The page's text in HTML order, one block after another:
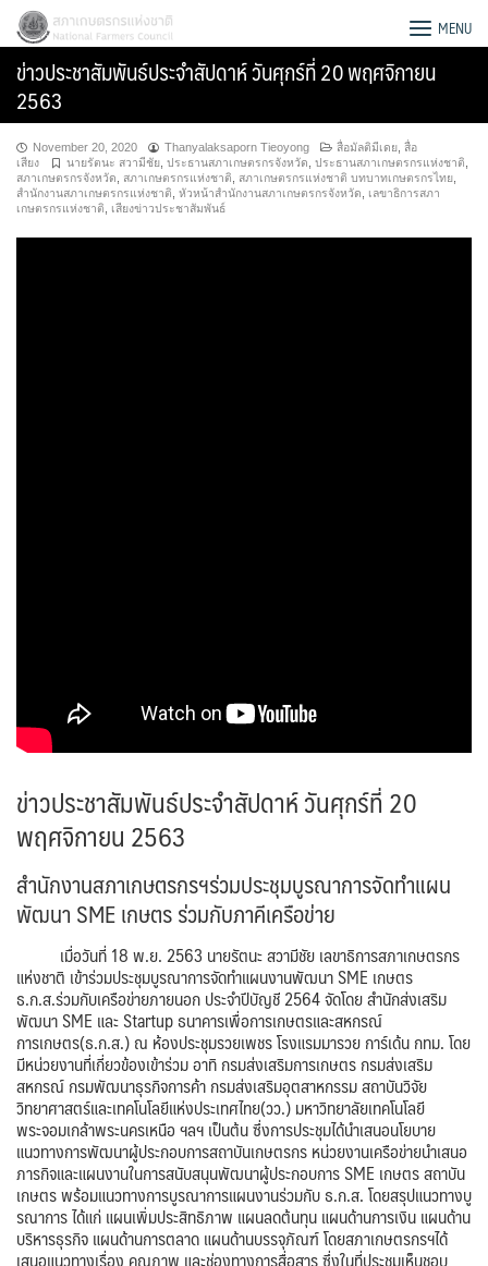
Skip
content
สภาเกษตรกรแห่งชาติ MENU
ข่าวประชาสัมพันธ์ประจำสัปดาห์ วันศุกร์ที่ 20 พฤศจิกายน
2563
November 20, 2020 Thanyalaksaporn Tieoyong สื่อมัลติมีเดย สื่อ
เสียง
นายรัตนะ สวามีชัย ประธานสภาเกษตรกรจังหวัด ประธานสภาเกษตรกรแห่งชาติ
สภาเกษตรกรจังหวัด
สภาเกษตรกรแห่งชาติ สภาเกษตรกรแห่งชาติ บทบาทเกษตรกรไทย
สำนักงานสภาเกษตรกรแห่งชาติ หัวหน้าสำนักงานสภาเกษตรกรจังหวัด
เลขาธิการสภา
เกษตรกรแห่งชาติ
เสียงข่าวประชาสัมพันธ์
ข่าวประชาสัมพันธ์ประจำสัปดาห์ วันศุกร์ที่ 20
พฤศจิกายน 2563
สำนักงานสภาเกษตรกรฯร่วมประชุมบูรณาการจัดทำแผน
พัฒนา SME เกษตร ร่วมกับภาคีเครือข่าย
เมื่อวันที่ 18 พ.ย. 2563 นายรัตนะ สวามีชัย เลขาธิการสภาเกษตรกร
แห่งชาติ เข้าร่วมประชุมบูรณาการจัดทำแผนงานพัฒนา SME เกษตร
ธ.ก.ส.ร่วมกับเครือข่ายภายนอก ประจำปีบัญชี 2564 จัดโดย สำนักส่งเสริม
พัฒนา SME และ Startup ธนาคารเพื่อการเกษตรและสหกรณ์
การเกษตร(ธ.ก.ส.) ณ ห้องประชุมรวยเพชร โรงแรมมารวย การ์เด้น กทม. โดย
มีหน่วยงานที่เกี่ยวข้องเข้าร่วม อาทิ กรมส่งเสริมการเกษตร กรมส่งเสริม
สหกรณ์ กรมพัฒนาธุรกิจการค้า กรมส่งเสริมอุตสาหกรรม สถาบันวิจัย
วิทยาศาสตร์และเทคโนโลยีแห่งประเทศไทย(วว.) มหาวิทยาลัยเทคโนโลยี
พระจอมเกล้าพระนครเหนือ ฯลฯ เป็นต้น ซึ่งการประชุมได้นำเสนอนโยบาย
แนวทางการพัฒนาผู้ประกอบการสถาบันเกษตรกร หน่วยงานเครือข่ายนำเสนอ
ภารกิจและแผนงานในการสนับสนุนพัฒนาผู้ประกอบการ SME เกษตร สถาบัน
เกษตร พร้อมแนวทางการบูรณาการแผนงานร่วมกับ ธ.ก.ส. โดยสรุปแนวทางบู
รณาการ ได้แก่ แผนเพิ่มประสิทธิภาพ แผนลดต้นทุน แผนด้านการเงิน แผนด้าน
บริหารธุรกิจ แผนด้านการตลาด แผนด้านบรรจุภัณฑ์ โดยสภาเกษตรกรฯได้
เสนอแนวทางเรื่อง คุณภาพ และช่องทางการสื่อสาร ซึ่งในที่ประชุมเห็นชอบ